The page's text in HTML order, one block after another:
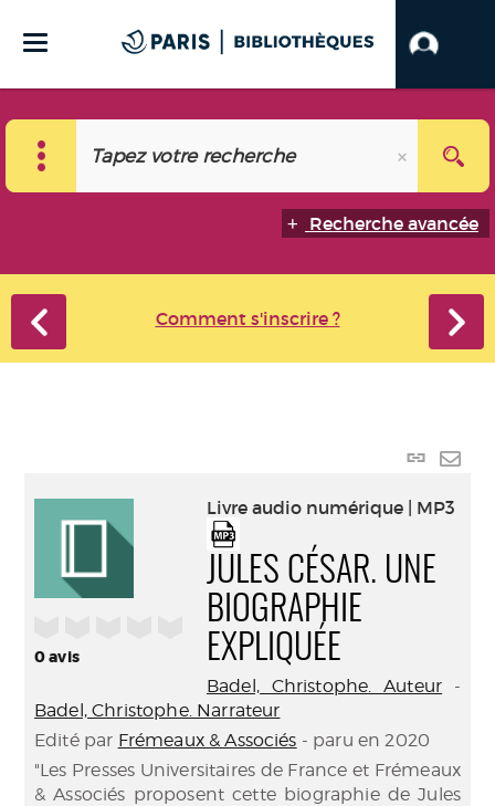
Recherche avancée
Comment s'inscrire ?
Lien
par
0avis
Livre audio numérique | MP3
JULES CÉSAR. UNE
BIOGRAPHIE
EXPLIQUÉE
Badel, Christophe. Auteur -
Badel, Christophe. Narrateur
Edité par Frémeaux & Associés - paru en 2020
"Les Presses Universitaires de France et Frémeaux
& Associés proposent cette biographie de Jules